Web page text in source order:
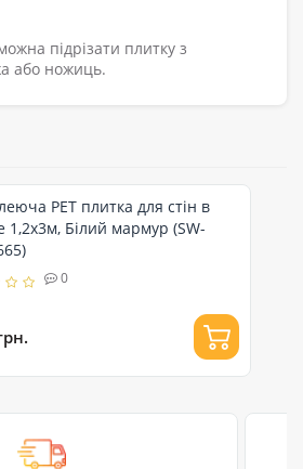
підрізати плитку з
або ножиць.
PET плитка для стін в
1,2х3м, Білий мармур (SW-
0